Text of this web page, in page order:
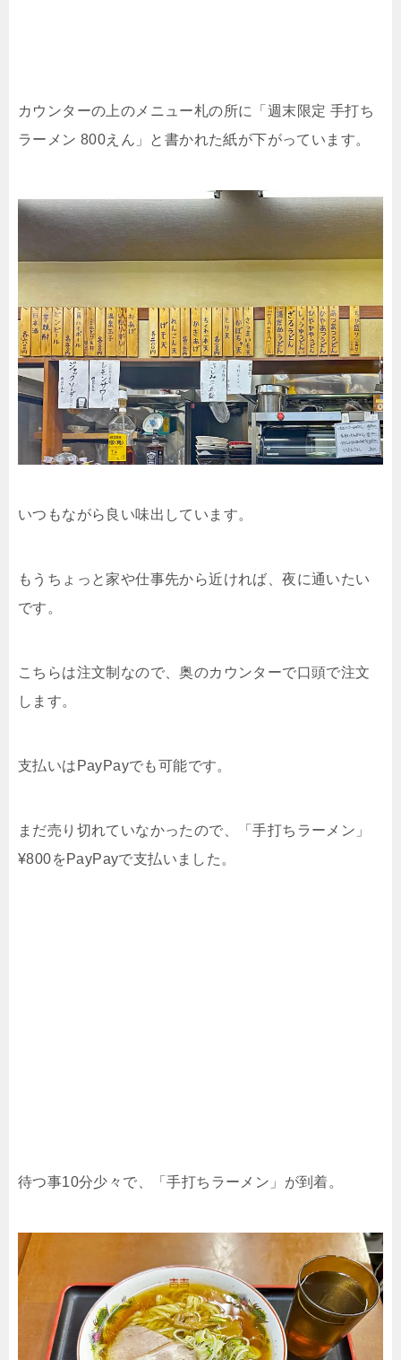
カウンターの上のメニュー札の所に「週末限定 手打ち
ラーメン 800えん」と書かれた紙が下がっています。
いつもながら良い味出しています。
もうちょっと家や仕事先から近ければ、夜に通いたい
です。
こちらは注文制なので、奥のカウンターで口頭で注文
します。
支払いはPayPayでも可能です。
まだ売り切れていなかったので、「手打ちラーメン」
¥800をPayPayで支払いました。
待つ事10分少々で、「手打ちラーメン」が到着。